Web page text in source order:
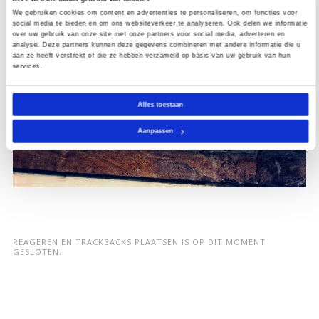
We gebruiken cookies om content en advertenties te personaliseren, om functies voor
social media te bieden en om ons websiteverkeer te analyseren. Ook delen we informatie
over uw gebruik van onze site met onze partners voor social media, adverteren en
analyse. Deze partners kunnen deze gegevens combineren met andere informatie die u
aan ze heeft verstrekt of die ze hebben verzameld op basis van uw gebruik van hun
services.
Alles toestaan
Aanpassen
REAGEREN EN TRACKBACKS PLAATSEN IS OP DIT MOMENT
GESLOTEN.